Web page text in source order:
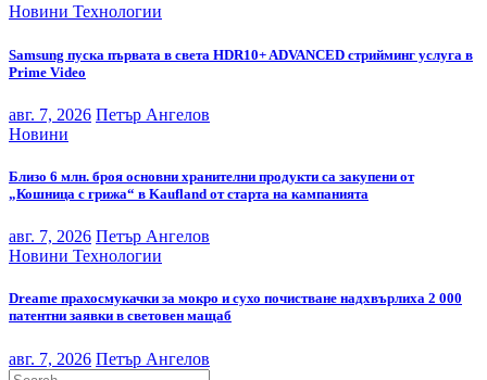
Новини Технологии
Samsung пуска първата в света HDR10+ ADVANCED стрийминг услуга в
Prime Video
авг. 7, 2026 Петър Ангелов
Новини
Близо 6 млн. броя основни хранителни продукти са закупени от
„Кошница с грижа“ в Kaufland от старта на кампанията
авг. 7, 2026 Петър Ангелов
Новини Технологии
Dreame прахосмукачки за мокро и сухо почистване надхвърлиха 2 000
патентни заявки в световен мащаб
авг. 7, 2026 Петър Ангелов